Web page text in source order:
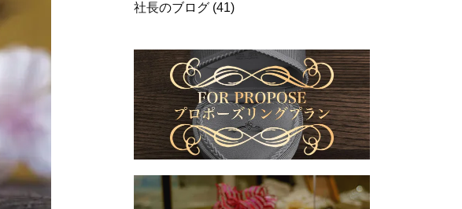
社長のブログ (41)